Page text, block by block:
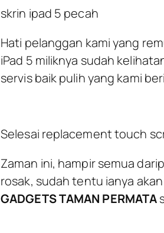
skrin ipad 5 pecah
Hati pelanggan kami yang
iPad 5 miliknya sudah
servis baik pulih yang kami
Selesai replacement touch
Zaman ini, hampir semua
rosak, sudah tentu ianya
GADGETS TAMAN PERMATA